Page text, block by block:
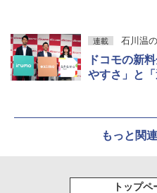
連載 石川温
ドコモの新
やすさ」と「
もっと関
トップペ